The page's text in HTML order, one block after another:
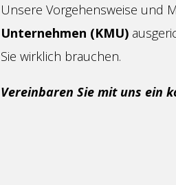
Unsere Vorgehensweise und
Unternehmen (KMU)
Sie wirklich brauchen.
Vereinbaren Sie mit uns ein